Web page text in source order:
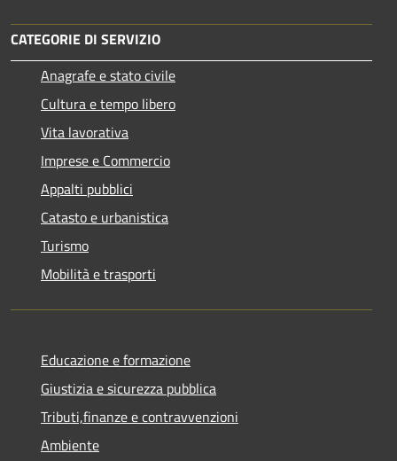
CATEGORIE DI SERVIZIO
Anagrafe e stato civile
Cultura e tempo libero
Vita lavorativa
Imprese e Commercio
Appalti pubblici
Catasto e urbanistica
Turismo
Mobilità e trasporti
Educazione e formazione
Giustizia e sicurezza pubblica
Tributi,finanze e contravvenzioni
Ambiente